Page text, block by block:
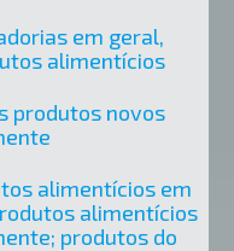
em geral,
alimentícios
produtos novos
alimentícios em
alimentícios
produtos do